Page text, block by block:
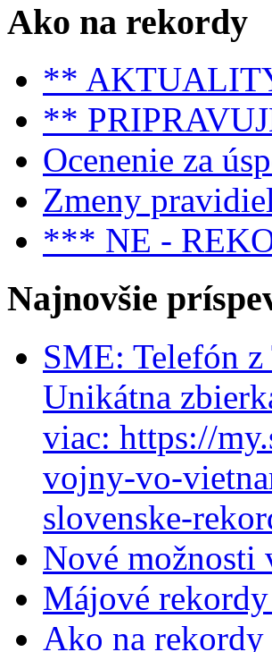
Ako na rekordy
**
**
Ocenenie za
Zmeny
*** NE -
Najnovšie
SME: Telefón
Unikátna
viac: https://
vojny-vo-
slovenske-
Nové možnosti
Májové
Ako na